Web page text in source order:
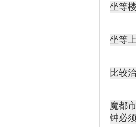
坐等
坐等
比较
魔都
钟必